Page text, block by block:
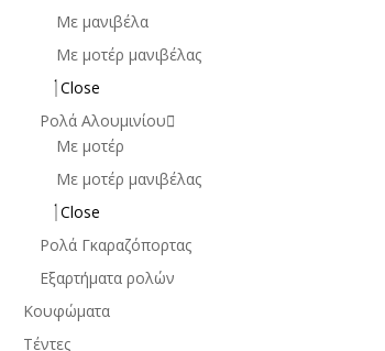
Με μανιβέλα
Με μοτέρ μανιβέλας
Close
Ρολά Αλουμινίου
Με μοτέρ
Με μοτέρ μανιβέλας
Close
Ρολά Γκαραζόπορτας
Εξαρτήματα ρολών
Κουφώματα
Τέντες